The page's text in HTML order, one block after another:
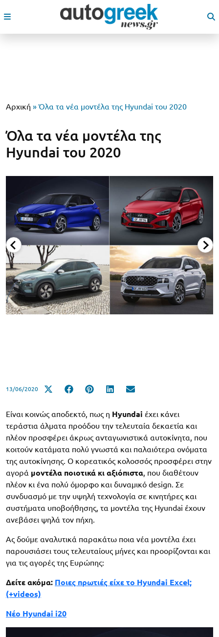
Αρχική »Όλα τα νέα μοντέλα της Hyundai του 2020
Όλα τα νέα μοντέλα της
Hyundai του 2020
13/06/2020
Είναι κοινώς αποδεκτό, πως η Hyundai έχει κάνει
τεράστια άλματα προόδου την τελευταία δεκαετία και
πλέον προσφέρει άκρως ανταγωνιστικά αυτοκίνητα, που
κοιτούν κατάματα πολύ γνωστά και παλαιότερα ονόματα
της αυτοκίνησης. Ο κορεατικός κολοσσός προσφέρει στην
αγορά μοντέλα ποιοτικά κι αξιόπιστα, που διαθέτουν
πλέον κι ένα πολύ όμορφο και δυναμικό design. Σε
συνδυασμό με την υψηλή τεχνολογία σε κινητήρες και
συστήματα υποβοήθησης, τα μοντέλα της Hyundai έχουν
ανεβάσει ψηλά τον πήχη.
Ας δούμε αναλυτικά παρακάτω ποια νέα μοντέλα έχει
παρουσιάσει τους τελευταίους μήνες και προορίζονται και
για τις αγορές της Ευρώπης:
Δείτε ακόμα: Ποιες πρωτιές είχε το Hyundai Excel;
(+videos)
Νέο Hyundai i20